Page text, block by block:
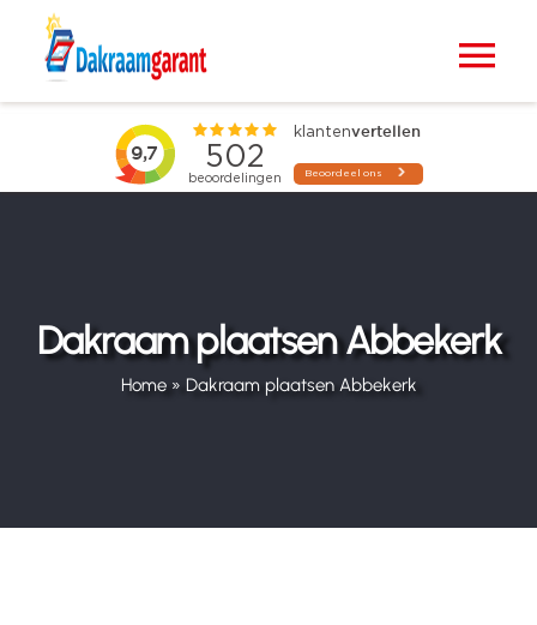
Blogs
Dakraam plaatsen Abbekerk
Home» Dakraam plaatsen Abbekerk